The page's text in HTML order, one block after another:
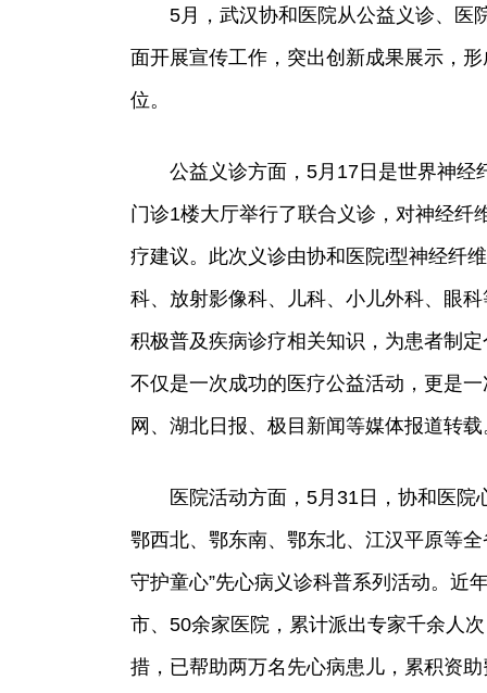
5月，武汉协和医院从公益义诊、医
面开展宣传工作，突出创新成果展示，
位。
公益义诊方面，5月17日是世界神
门诊1楼大厅举行了联合义诊，对神经纤
疗建议。此次义诊由协和医院i型神经纤
科、放射影像科、儿科、小儿外科、眼
积极普及疾病诊疗相关知识，为患者制
不仅是一次成功的医疗公益活动，更是
网、湖北日报、极目新闻等媒体报道转载
医院活动方面，5月31日，协和医
鄂西北、鄂东南、鄂东北、江汉平原等
守护童心”先心病义诊科普系列活动。近
市、50余家医院，累计派出专家千余人
措，已帮助两万名先心病患儿，累积资